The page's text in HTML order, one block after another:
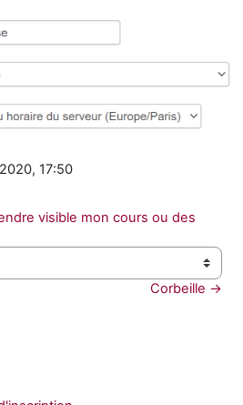
17:50
visible mon cours ou des
Corbeille →